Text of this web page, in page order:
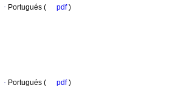
· Portugués ( pdf)
· Portugués ( pdf)